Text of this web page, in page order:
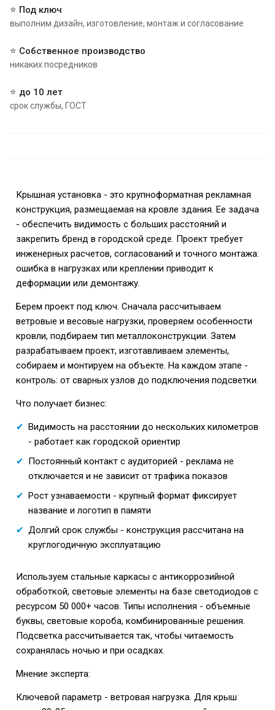
⭐ Под ключ
выполним дизайн, изготовление, монтаж и согласование
⭐ Собственное производство
никаких посредников
⭐ до 10 лет
срок службы, ГОСТ
Крышная установка - это крупноформатная рекламная
конструкция, размещаемая на кровле здания. Ее задача
- обеспечить видимость с больших расстояний и
закрепить бренд в городской среде. Проект требует
инженерных расчетов, согласований и точного монтажа:
ошибка в нагрузках или креплении приводит к
деформации или демонтажу.
Берем проект под ключ. Сначала рассчитываем
ветровые и весовые нагрузки, проверяем особенности
кровли, подбираем тип металлоконструкции. Затем
разрабатываем проект, изготавливаем элементы,
собираем и монтируем на объекте. На каждом этапе -
контроль: от сварных узлов до подключения подсветки.
Что получает бизнес:
Видимость на расстоянии до нескольких километров
- работает как городской ориентир
Постоянный контакт с аудиторией - реклама не
отключается и не зависит от трафика показов
Рост узнаваемости - крупный формат фиксирует
название и логотип в памяти
Долгий срок службы - конструкция рассчитана на
круглогодичную эксплуатацию
Используем стальные каркасы с антикоррозийной
обработкой, световые элементы на базе светодиодов с
ресурсом 50 000+ часов. Типы исполнения - объемные
буквы, световые короба, комбинированные решения.
Подсветка рассчитывается так, чтобы читаемость
сохранялась ночью и при осадках.
Мнение эксперта:
Ключевой параметр - ветровая нагрузка. Для крыш